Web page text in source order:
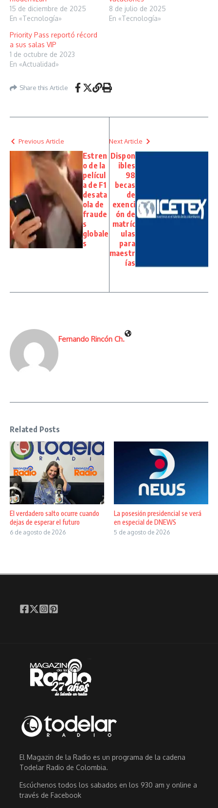
15 de diciembre de 2025
En «Tecnología»
8 de julio de 2025
En «Tecnología»
Priority Pass reportó récord
a sus salas VIP
1 de octubre de 2023
En «Actualidad»
Share this Article
Previous Article
Estren
o de la
películ
a de F1
desata
ola de
fraude
s
globale
s
Next Article
Dispon
ibles
98
becas
de
exenci
ón de
matríc
ulas
para
maestr
ías
Fernando Rincón Ch.
Related Posts
El verdadero salto ocurre cuando
dejas de esperar el futuro
6 de agosto de 2026
La posesión presidencial se verá
en especial de DNEWS
5 de agosto de 2026
El Magazin de la Radio es un programa de la cadena
Todelar Radio de Colombia.
Escúchenos todos los sabados en los 930 am y online a
través de Facebook